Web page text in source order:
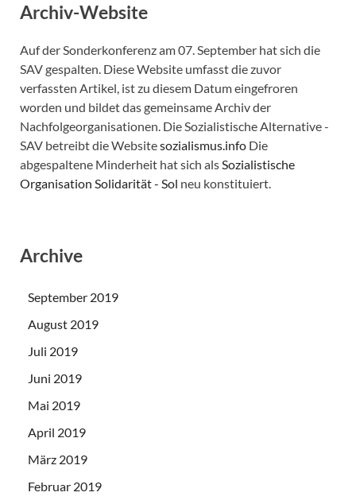
Archiv-Website
Auf der Sonderkonferenz am 07. September hat sich die
SAV gespalten. Diese Website umfasst die zuvor
verfassten Artikel, ist zu diesem Datum eingefroren
worden und bildet das gemeinsame Archiv der
Nachfolgeorganisationen. Die Sozialistische Alternative -
SAV betreibt die Websitesozialismus.info Die
abgespaltene Minderheit hat sich alsSozialistische
Organisation Solidarität - Sol neu konstituiert.
Archive
September 2019
August 2019
Juli 2019
Juni 2019
Mai 2019
April 2019
März 2019
Februar 2019